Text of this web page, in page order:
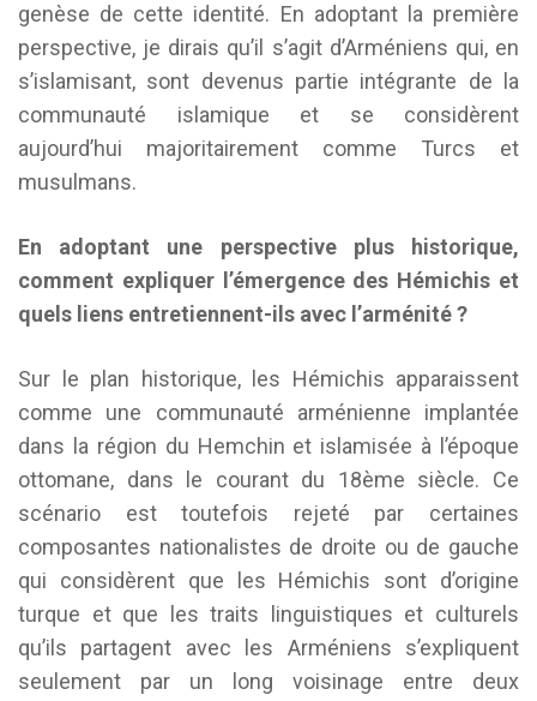
genèse de cette identité. En adoptant la première
perspective, je dirais qu’il s’agit d’Arméniens qui, en
s’islamisant, sont devenus partie intégrante de la
communauté islamique et se considèrent
aujourd’hui majoritairement comme Turcs et
musulmans.
En adoptant une perspective plus historique,
comment expliquer l’émergence des Hémichis et
quels liens entretiennent-ils avec l’arménité ?
Sur le plan historique, les Hémichis apparaissent
comme une communauté arménienne implantée
dans la région du Hemchin et islamisée à l’époque
ottomane, dans le courant du 18ème siècle. Ce
scénario est toutefois rejeté par certaines
composantes nationalistes de droite ou de gauche
qui considèrent que les Hémichis sont d’origine
turque et que les traits linguistiques et culturels
qu’ils partagent avec les Arméniens s’expliquent
seulement par un long voisinage entre deux